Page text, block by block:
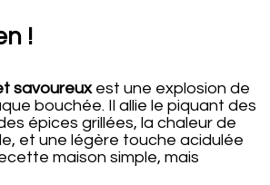
!
savoureuxest une explosion de
bouchée. Il allie le piquant des
épices grillées, la chaleur de
et une légère touche acidulée
maison simple, mais